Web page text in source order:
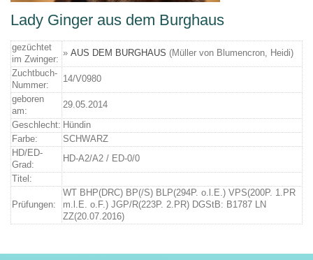
Lady Ginger aus dem Burghaus
gezüchtet
im Zwinger:
» AUS DEM BURGHAUS (Müller von Blumencron, Heidi)
Zuchtbuch-
Nummer:
14/V0980
geboren
am:
29.05.2014
Geschlecht: Hündin
Farbe:
SCHWARZ
HD/ED-
Grad:
HD-A2/A2 / ED-0/0
Titel:
Prüfungen:
WT BHP(DRC) BP(/S) BLP(294P. o.l.E.) VPS(200P. 1.PR
m.l.E. o.F.) JGP/R(223P. 2.PR) DGStB: B1787 LN
ZZ(20.07.2016)